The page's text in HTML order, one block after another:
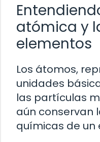
atómica y
elementos
Los átomos,
unidades
las partículas
aún conservan
químicas de un